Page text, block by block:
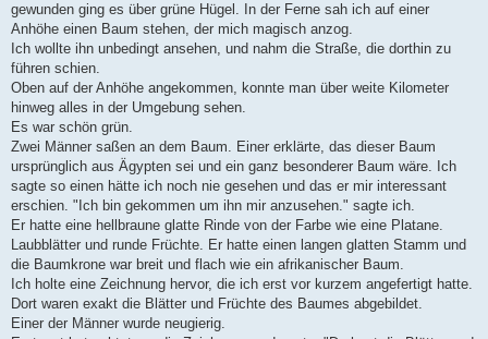
gewunden ging es über grüne Hügel. In der Ferne sah ich auf einer
Anhöhe einen Baum stehen, der mich magisch anzog.
Ich wollte ihn unbedingt ansehen, und nahm die Straße, die dorthin zu
führen schien.
Oben auf der Anhöhe angekommen, konnte man über weite Kilometer
hinweg alles in der Umgebung sehen.
Es war schön grün.
Zwei Männer saßen an dem Baum. Einer erklärte, das dieser Baum
ursprünglich aus Ägypten sei und ein ganz besonderer Baum wäre. Ich
sagte so einen hätte ich noch nie gesehen und das er mir interessant
erschien. "Ich bin gekommen um ihn mir anzusehen." sagte ich.
Er hatte eine hellbraune glatte Rinde von der Farbe wie eine Platane.
Laubblätter und runde Früchte. Er hatte einen langen glatten Stamm und
die Baumkrone war breit und flach wie ein afrikanischer Baum.
Ich holte eine Zeichnung hervor, die ich erst vor kurzem angefertigt hatte.
Dort waren exakt die Blätter und Früchte des Baumes abgebildet.
Einer der Männer wurde neugierig.